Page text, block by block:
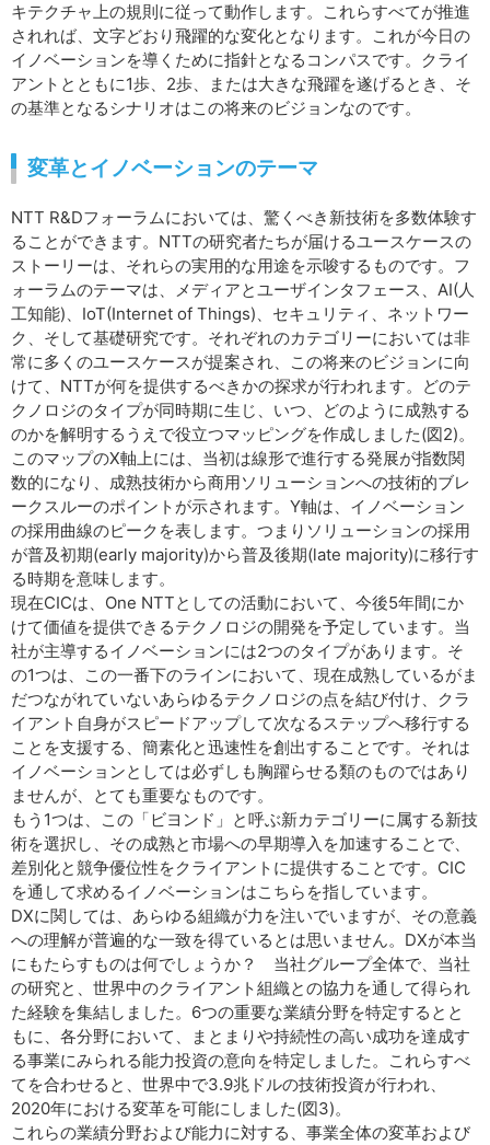
キテクチャ上の規則に従って動作します。これらすべてが推進
されれば、文字どおり飛躍的な変化となります。これが今日の
イノベーションを導くために指針となるコンパスです。クライ
アントとともに1歩、2歩、または大きな飛躍を遂げるとき、そ
の基準となるシナリオはこの将来のビジョンなのです。
変革とイノベーションのテーマ
NTT R&Dフォーラムにおいては、驚くべき新技術を多数体験す
ることができます。NTTの研究者たちが届けるユースケースの
ストーリーは、それらの実用的な用途を示唆するものです。フ
ォーラムのテーマは、メディアとユーザインタフェース、AI(人
工知能)、IoT(Internet of Things)、セキュリティ、ネットワー
ク、そして基礎研究です。それぞれのカテゴリーにおいては非
常に多くのユースケースが提案され、この将来のビジョンに向
けて、NTTが何を提供するべきかの探求が行われます。どのテ
クノロジのタイプが同時期に生じ、いつ、どのように成熟する
のかを解明するうえで役立つマッピングを作成しました(図2)。
このマップのX軸上には、当初は線形で進行する発展が指数関
数的になり、成熟技術から商用ソリューションへの技術的ブレ
ークスルーのポイントが示されます。Y軸は、イノベーション
の採用曲線のピークを表します。つまりソリューションの採用
が普及初期(early majority)から普及後期(late majority)に移行す
る時期を意味します。
現在CICは、One NTTとしての活動において、今後5年間にか
けて価値を提供できるテクノロジの開発を予定しています。当
社が主導するイノベーションには2つのタイプがあります。そ
の1つは、この一番下のラインにおいて、現在成熟しているがま
だつながれていないあらゆるテクノロジの点を結び付け、クラ
イアント自身がスピードアップして次なるステップへ移行する
ことを支援する、簡素化と迅速性を創出することです。それは
イノベーションとしては必ずしも胸躍らせる類のものではあり
ませんが、とても重要なものです。
もう1つは、この「ビヨンド」と呼ぶ新カテゴリーに属する新技
術を選択し、その成熟と市場への早期導入を加速することで、
差別化と競争優位性をクライアントに提供することです。CIC
を通して求めるイノベーションはこちらを指しています。
DXに関しては、あらゆる組織が力を注いでいますが、その意義
への理解が普遍的な一致を得ているとは思いません。DXが本当
にもたらすものは何でしょうか？ 当社グループ全体で、当社
の研究と、世界中のクライアント組織との協力を通して得られ
た経験を集結しました。6つの重要な業績分野を特定するとと
もに、各分野において、まとまりや持続性の高い成功を達成す
る事業にみられる能力投資の意向を特定しました。これらすべ
てを合わせると、世界中で3.9兆ドルの技術投資が行われ、
2020年における変革を可能にしました(図3)。
これらの業績分野および能力に対する、事業全体の変革および